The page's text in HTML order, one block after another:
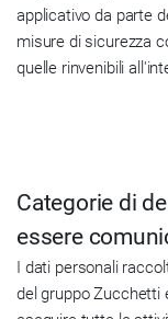
applicativo da parte
misure di sicurezza
quelle rinvenibili
Categorie di
essere
I dati personali
del gruppo Zucchetti